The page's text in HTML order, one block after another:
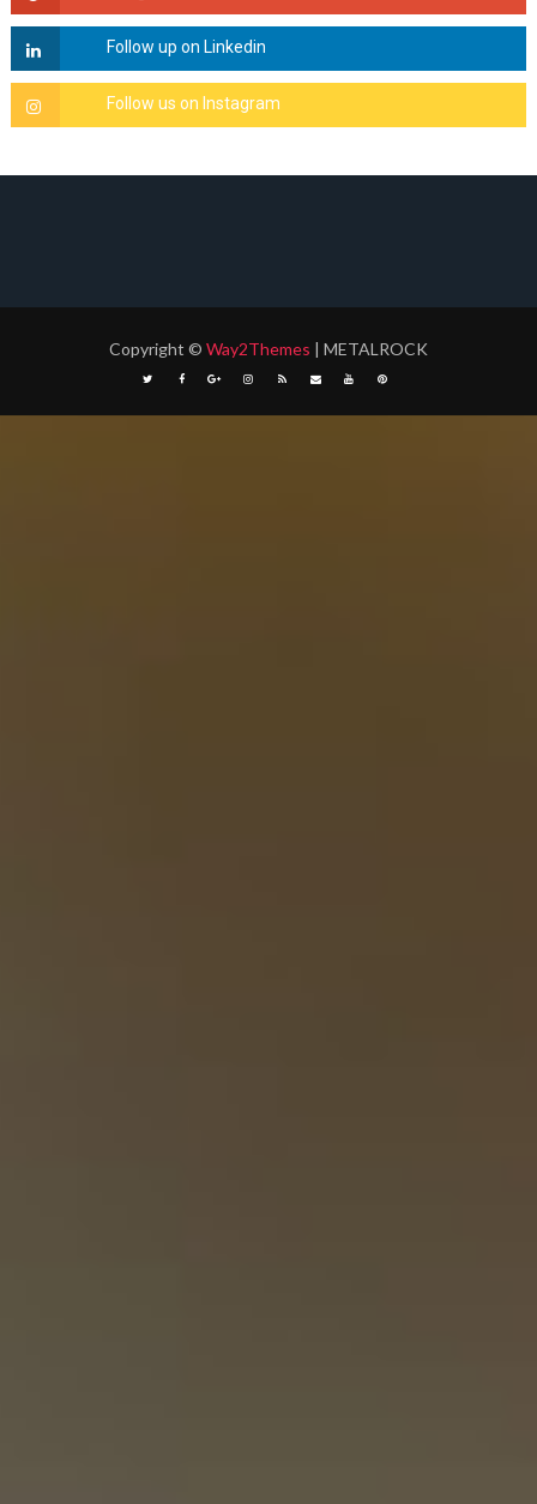
Copyright © Way2Themes | METALROCK